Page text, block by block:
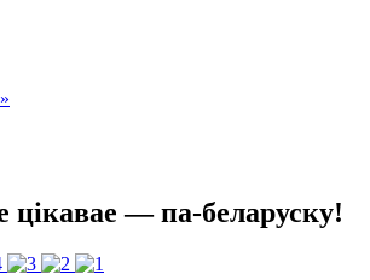
цікавае — па-беларуску!